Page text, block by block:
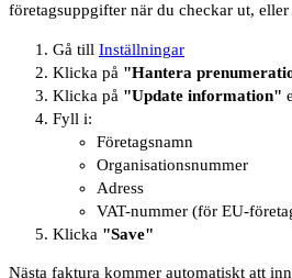
företagsuppgifter när du checkar ut, eller
Gå till Inställningar
Klicka på "Hantera
Klicka på "Update information"
Fyll i:
Företagsnamn
Organisationsnummer
Adress
VAT-nummer (för EU-
Klicka "Save"
Nästa faktura kommer automatiskt att